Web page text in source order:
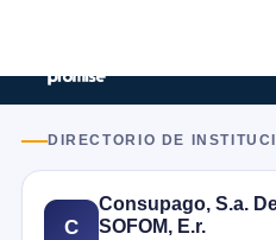
DIRECTORIO DE
C
Consupago, S.a.
SOFOM, E.r.